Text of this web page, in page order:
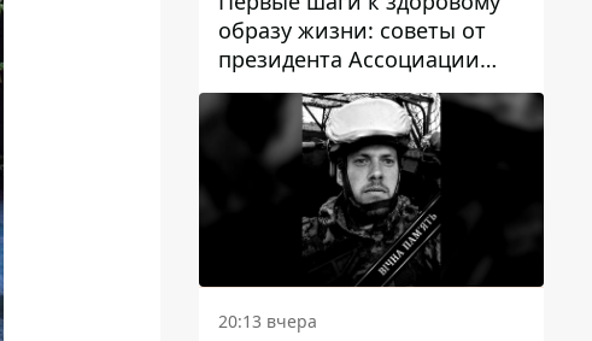
образу жизни: советы от
президента Ассоциации
диетологов Украины
20:13 вчера